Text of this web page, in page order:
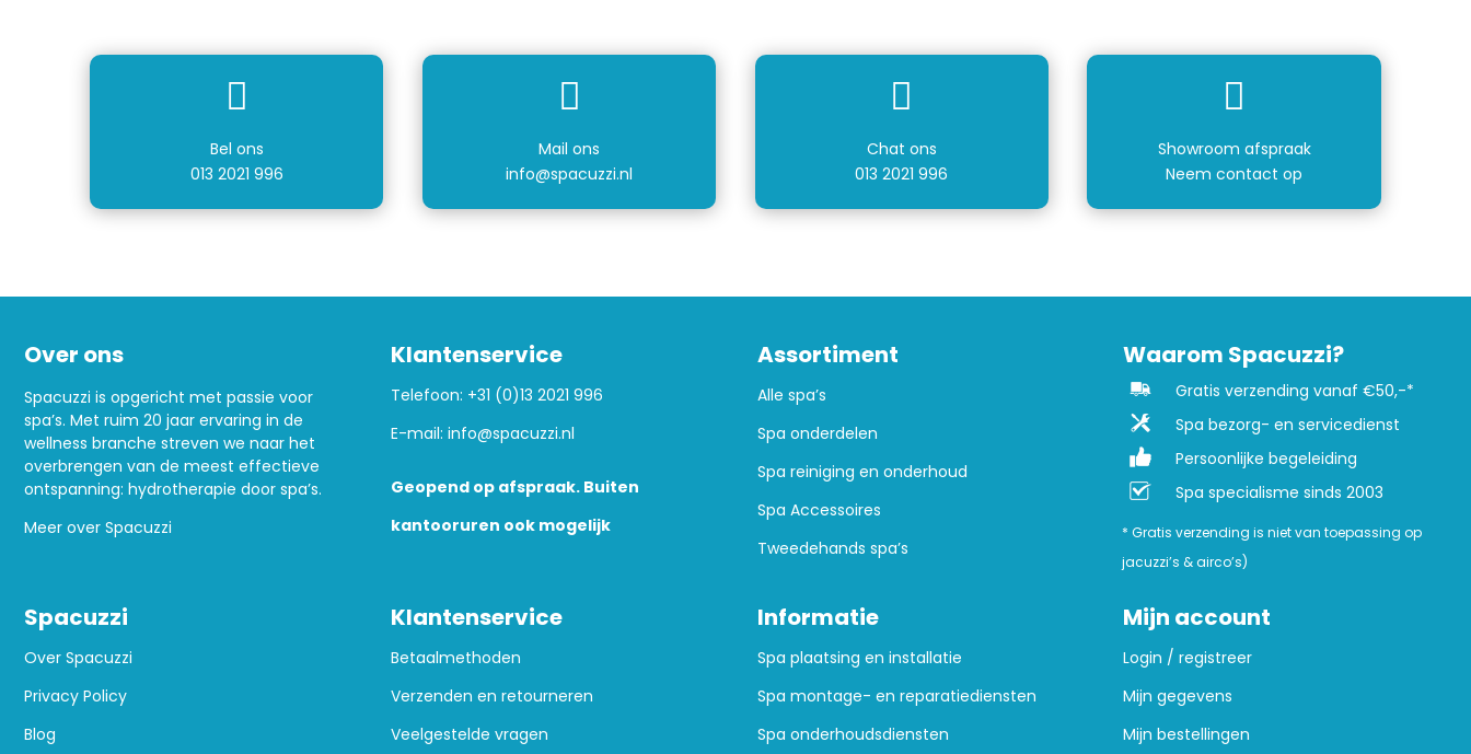

Bel ons
013 2021 996

Mail ons
info@spacuzzi.nl

Chat ons
013 2021 996

Showroom afspraak
Neem contact op
Over ons
Spacuzzi is opgericht met passie voor
spa’s. Met ruim 20 jaar ervaring in de
wellness branche streven we naar het
overbrengen van de meest effectieve
ontspanning: hydrotherapie door spa’s.
Meer over Spacuzzi
Klantenservice
Telefoon: +31 (0)13 2021 996
E-mail: info@spacuzzi.nl
Geopend op afspraak. Buiten
kantooruren ook mogelijk
Assortiment
Alle spa’s
Spa onderdelen
Spa reiniging en onderhoud
Spa Accessoires
Tweedehands spa’s
Waarom Spacuzzi?
Gratis verzending vanaf €50,-*
Spa bezorg- en servicedienst
Persoonlijke begeleiding
Spa specialisme sinds 2003
* Gratis verzending is niet van toepassing op
jacuzzi’s & airco’s)
Spacuzzi
Over Spacuzzi
Privacy Policy
Blog
Klantenservice
Betaalmethoden
Verzenden en retourneren
Veelgestelde vragen
Informatie
Spa plaatsing en installatie
Spa montage- en reparatiediensten
Spa onderhoudsdiensten
Mijn account
Login / registreer
Mijn gegevens
Mijn bestellingen